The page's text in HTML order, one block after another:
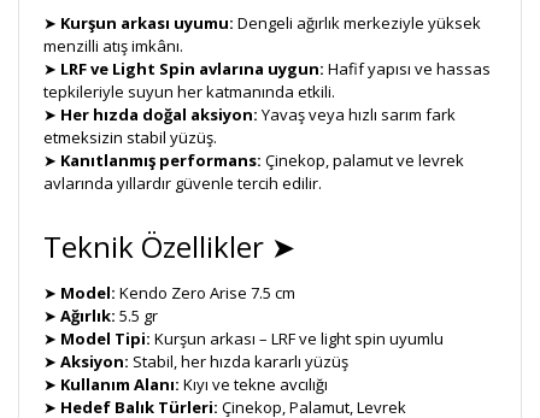
➤ Kurşun arkası uyumu: Dengeli ağırlık merkeziyle yüksek
menzilli atış imkânı.
➤ LRF ve Light Spin avlarına uygun: Hafif yapısı ve hassas
tepkileriyle suyun her katmanında etkili.
➤ Her hızda doğal aksiyon: Yavaş veya hızlı sarım fark
etmeksizin stabil yüzüş.
➤ Kanıtlanmış performans: Çinekop, palamut ve levrek
avlarında yıllardır güvenle tercih edilir.
Teknik Özellikler ➤
➤ Model: Kendo Zero Arise 7.5 cm
➤ Ağırlık: 5.5 gr
➤ Model Tipi: Kurşun arkası – LRF ve light spin uyumlu
➤ Aksiyon: Stabil, her hızda kararlı yüzüş
➤ Kullanım Alanı: Kıyı ve tekne avcılığı
➤ Hedef Balık Türleri: Çinekop, Palamut, Levrek